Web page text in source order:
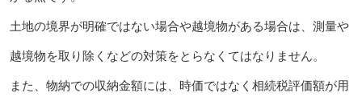
土地の境界が明確ではない場合や越境物がある場合は、測量や
越境物を取り除くなどの対策をとらなくてはなりません。
また、物納での収納金額には、時価ではなく相続税評価額が用